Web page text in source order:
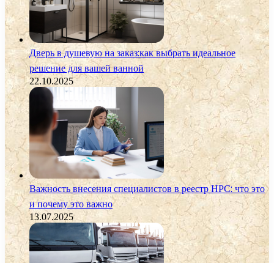
Дверь в душевую на заказ:как выбрать идеальное
решение для вашей ванной
22.10.2025
Важность внесения специалистов в реестр НРС: что это
и почему это важно
13.07.2025